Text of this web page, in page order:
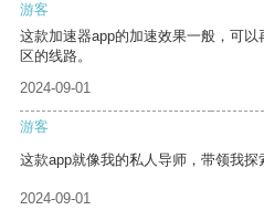
游客
这款加速器app的加速效果一般，可
区的线路。
2024-09-01
游客
这款app就像我的私人导师，带领我探
2024-09-01